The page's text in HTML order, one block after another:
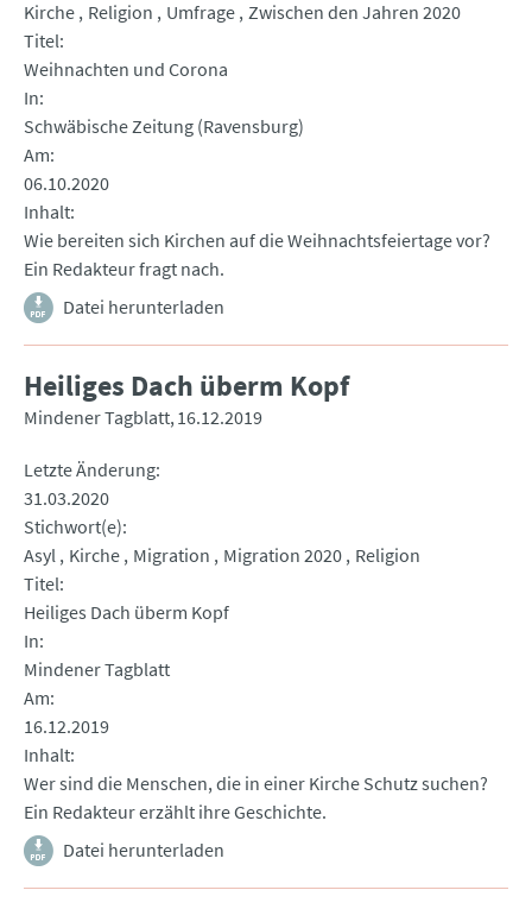
Kirche Religion Umfrage Zwischen den Jahren 2020
Titel
Weihnachten und Corona
In
Schwäbische Zeitung (Ravensburg)
Am
06.10.2020
Inhalt
Wie bereiten sich Kirchen auf die Weihnachtsfeiertage vor?
Ein Redakteur fragt nach.
Datei herunterladen
Heiliges Dach überm Kopf
Mindener Tagblatt 16.12.2019
Letzte Änderung
31.03.2020
Stichwort(e)
Asyl Kirche Migration Migration 2020 Religion
Titel
Heiliges Dach überm Kopf
In
Mindener Tagblatt
Am
16.12.2019
Inhalt
Wer sind die Menschen, die in einer Kirche Schutz suchen?
Ein Redakteur erzählt ihre Geschichte.
Datei herunterladen